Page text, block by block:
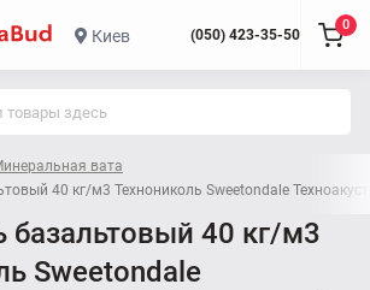
Киев (050) 423-35-50
0
вата
40 кг/м3 Технониколь Sweetondale
базальтовый 40 кг/м3
Sweetondale